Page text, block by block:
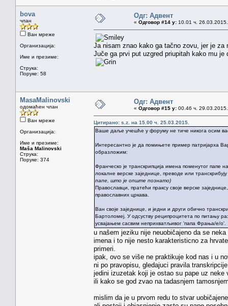
bova
члан
Ван мреже
Организација:
Име и презиме:
Струка:
Поруке: 58
Одг: Адвент
« Одговор #14 у: 10.01 ч.
Ja nisam znao kako ga tačno zovu, jer je za
Juče ga prvi put uzgred priupitah kako mu
MasaMalinovski
одомаћен члан
Ван мреже
Организација:
Име и презиме:
Maša Malinovski
Струка:
Поруке: 374
Одг: Адвент
« Одговор #15 у: 00.46 ч.
Цитирано: s.z. на 15.00 ч. 25.03.2015.
Ваше даље учешће у форуму не тиче никога осим
Интересантно је да помињете пример патријарха
образложим:
Франческо је транскрипција имена поменутог папе
локалне верске заједнице, преводе или
папе, што је опште познато)
Православци, пратећи праксу своје верске
православних цркава.
Ван своје заједнице, и једни и други обично
Бартоломеј. У одсуству реципроцитета по питању
усвајањем сасвим неприхватљивог 'папа Фрања/е/о'.
u našem jeziku nije neuobičajeno da se
imena i to nije nesto karakteristicno za
primeri.
ipak, ovo se više ne praktikuje kod nas i u
ni po pravopisu, gledajuci pravila
jedini izuzetak koji je ostao su pape uz
ili kako se god zvao na tadasnjem
mislim da je u prvom redu to stvar